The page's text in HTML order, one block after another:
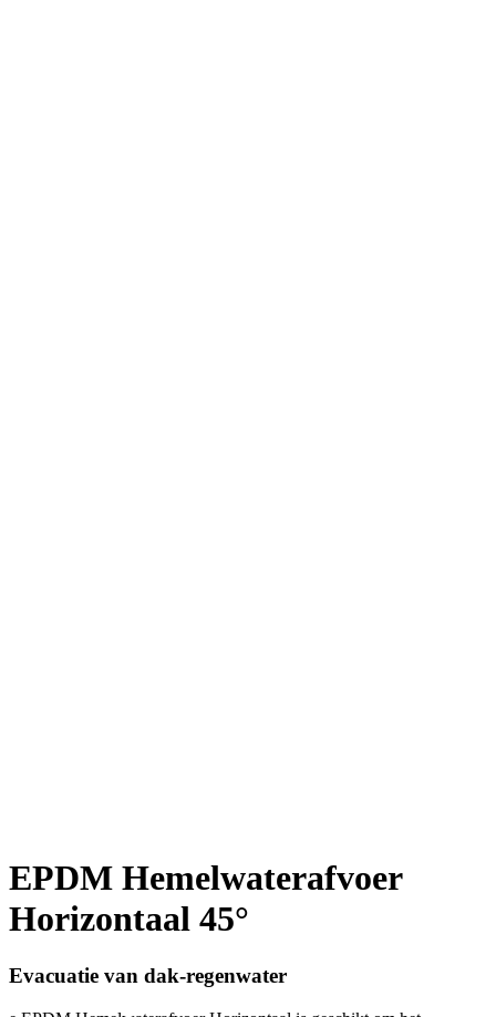
EPDM Hemelwaterafvoer
Horizontaal 45°
Evacuatie van dak-regenwater